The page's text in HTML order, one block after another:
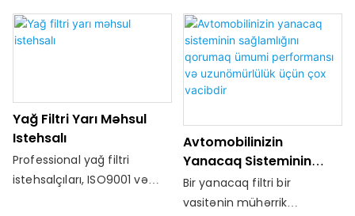
sənayesində paylaşır və bu
məhsulun inkişafını çox
artıran davamlı öyrənmə və
öyrənməyə davam edir
Ford Focus Focus Filter
Filter-ə Ford Fooke Filter
dizaynı ilə mühərrik yağı
sızması kimi sızma
qarşısını ala bilər
İstehsalçıları İstehsalçıları -
Filter, ISO9001 və ISO14001
ilə hava filtrləmə
məhsullarının peşəkar
istehsalçısı olaraq filtr
Yağ Filtri Yarı Məhsul
Istehsalı
Professional yağ filtri
istehsalçıları, ISO9001 və
Avtomobilinizin
Yanacaq Sisteminin
Sağlamlığını Qorumaq
Ümumi Performansı Və
Bir yanacaq filtri bir
vasitənin mühərrik